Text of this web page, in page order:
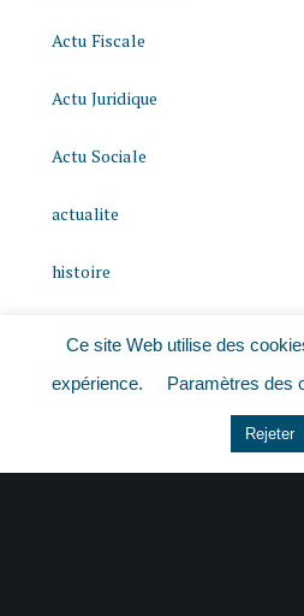
Actu Fiscale
Actu Juridique
Actu Sociale
actualite
histoire
Non classé
Ce site Web utilise des
expérience.
Paramètres des
Rejeter